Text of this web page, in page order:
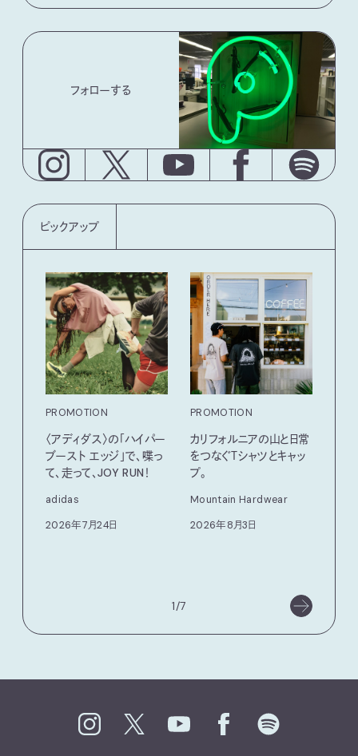
フォローする
ピックアップ
PROMOTION
〈アディダス〉の「ハイパー
ブースト エッジ」で、喋っ
て、走って、JOY RUN！
adidas
2026年7月24日
PROMOTION
カリフォルニアの山と日常
をつなぐＴシャツとキャッ
プ。
Mountain Hardwear
2026年8月3日
1/7